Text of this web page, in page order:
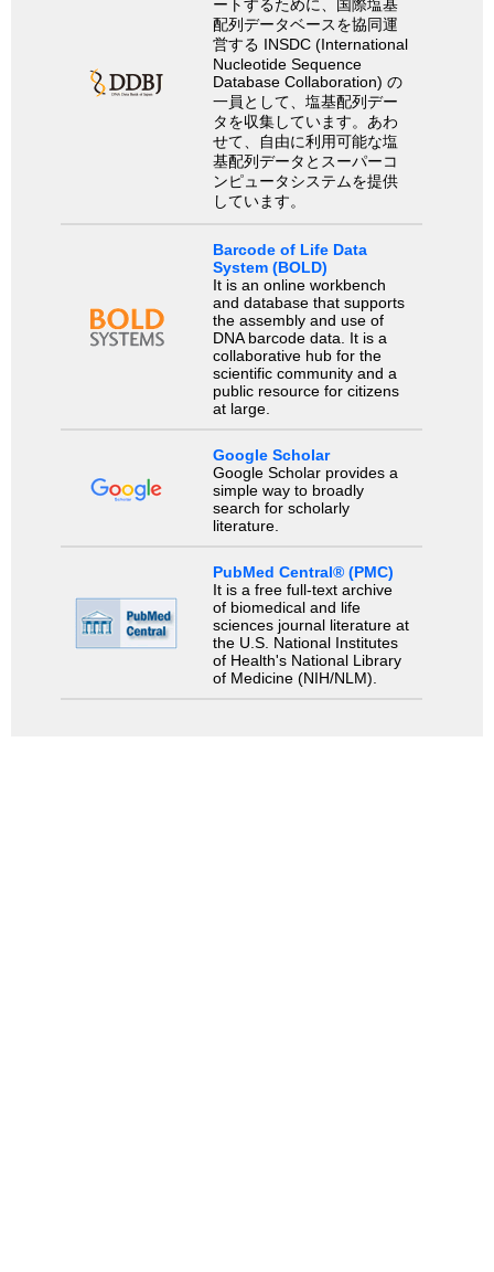
ートするために、国際塩基
配列データベースを協同運
営する INSDC (International
Nucleotide Sequence
Database Collaboration) の
一員として、塩基配列デー
タを収集しています。あわ
せて、自由に利用可能な塩
基配列データとスーパーコ
ンピュータシステムを提供
しています。
Barcode of Life Data
System (BOLD)
It is an online workbench
and database that supports
the assembly and use of
DNA barcode data. It is a
collaborative hub for the
scientific community and a
public resource for citizens
at large.
Google Scholar
Google Scholar provides a
simple way to broadly
search for scholarly
literature.
PubMed Central® (PMC)
It is a free full-text archive
of biomedical and life
sciences journal literature at
the U.S. National Institutes
of Health's National Library
of Medicine (NIH/NLM).